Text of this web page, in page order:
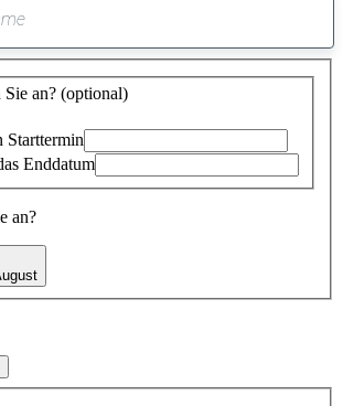
gefundener
Vorschlag
an? (optional)
Starttermin
Enddatum
an?